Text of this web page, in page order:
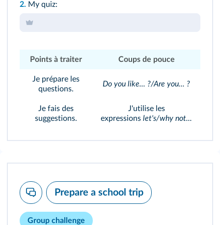
2. My quiz:
Points à traiter Coups de pouce
Je prépare les
questions.
Do you like... ?/Are you... ?
Je fais des
suggestions.
J'utilise les
expressions let's/why not...
Prepare a school trip
Group challenge